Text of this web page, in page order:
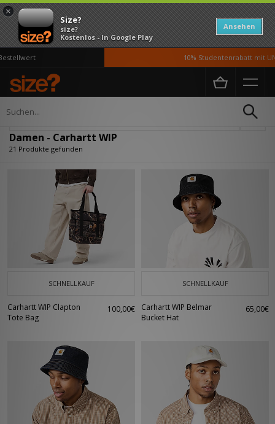
×
Size?
size?
Kostenlos - In Google Play
Ansehen
10% Studentenrabatt mit
Home Damen
Damen - Carhartt WIP
21 Produkte gefunden
SCHNELLKAUF
Carhartt WIP Clapton
Tote Bag
100,00€
SCHNELLKAUF
Carhartt WIP Belmar
Bucket Hat
65,00€